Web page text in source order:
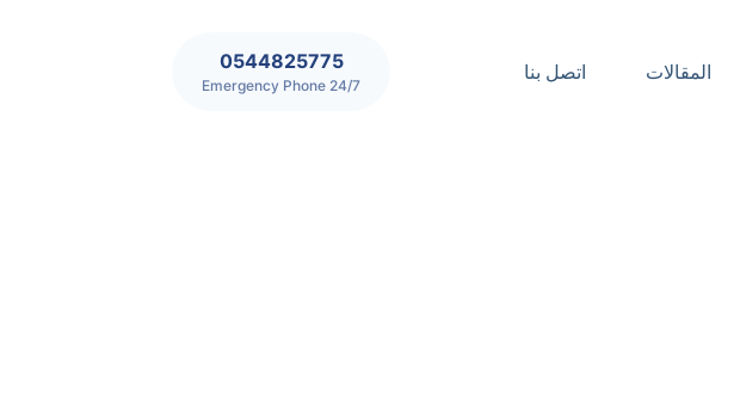
المقالات اتصل بنا 0544825775
24/7 Emergency Phone